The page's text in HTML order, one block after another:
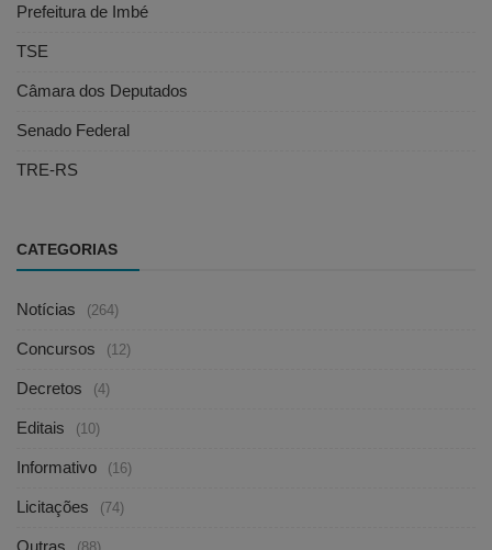
Prefeitura de Imbé
TSE
Câmara dos Deputados
Senado Federal
TRE-RS
CATEGORIAS
Notícias (264)
Concursos (12)
Decretos (4)
Editais (10)
Informativo (16)
Licitações (74)
Outras